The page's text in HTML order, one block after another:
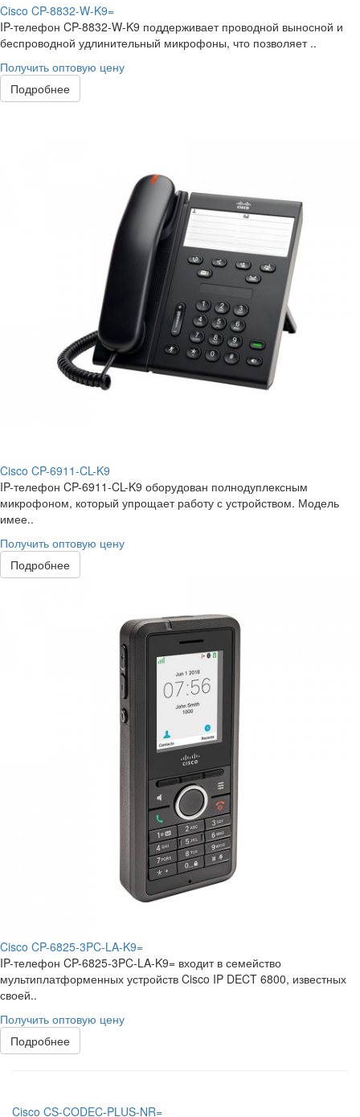
Cisco CP-8832-W-K9=
IP-телефон CP-8832-W-K9 поддерживает проводной выносной и
беспроводной удлинительный микрофоны, что позволяет ..
Получить оптовую цену
Подробнее
Cisco CP-6911-CL-K9
IP-телефон CP-6911-CL-K9 оборудован полнодуплексным
микрофоном, который упрощает работу с устройством. Модель
имее..
Получить оптовую цену
Подробнее
Cisco CP-6825-3PC-LA-K9=
IP-телефон CP-6825-3PC-LA-K9= входит в семейство
мультиплатформенных устройств Cisco IP DECT 6800, известных
своей..
Получить оптовую цену
Подробнее
Cisco CS-CODEC-PLUS-NR=